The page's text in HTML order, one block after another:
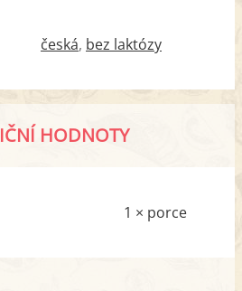
česká bez laktózy
HODNOTY
1 × porce